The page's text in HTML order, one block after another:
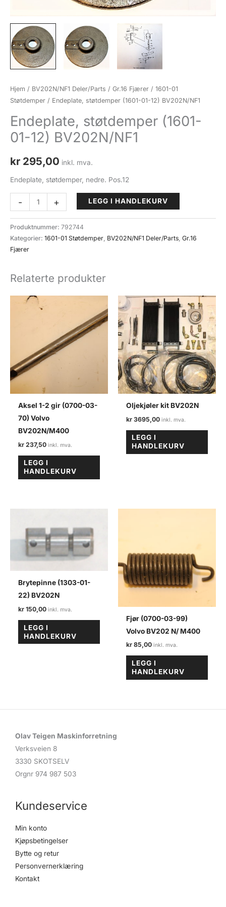
Hjem / BV202N/NF1 Deler/Parts / Gr.16 Fjærer / 1601-01
Støtdemper / Endeplate, støtdemper (1601-01-12) BV202N/NF1
Endeplate, støtdemper (1601-
01-12) BV202N/NF1
kr 295,00 inkl. mva.
Endeplate, støtdemper, nedre. Pos.12
-
Endeplate,
støtdemper
(1601-
01-
12)
antall
+ LEGG I HANDLEKURV
Produktnummer: 792744
Kategorier: 1601-01 Støtdemper, BV202N/NF1 Deler/Parts, Gr.16
Fjærer
Relaterte produkter
Aksel 1-2 gir (0700-03-
70) Volvo
BV202N/M400
kr 237,50
LEGG I
HANDLEKURV
Oljekjøler kit BV202N
kr 3695,00
LEGG I
HANDLEKURV
Brytepinne (1303-01-
22) BV202N
kr 150,00
LEGG I
HANDLEKURV
Fjør (0700-03-99)
Volvo BV202 N/ M400
kr 85,00
LEGG I
HANDLEKURV
Olav Teigen Maskinforretning
Verksveien 8
3330 SKOTSELV
Orgnr 974 987 503
Kundeservice
Min konto
Kjøpsbetingelser
Bytte og retur
Personvernerklæring
Kontakt